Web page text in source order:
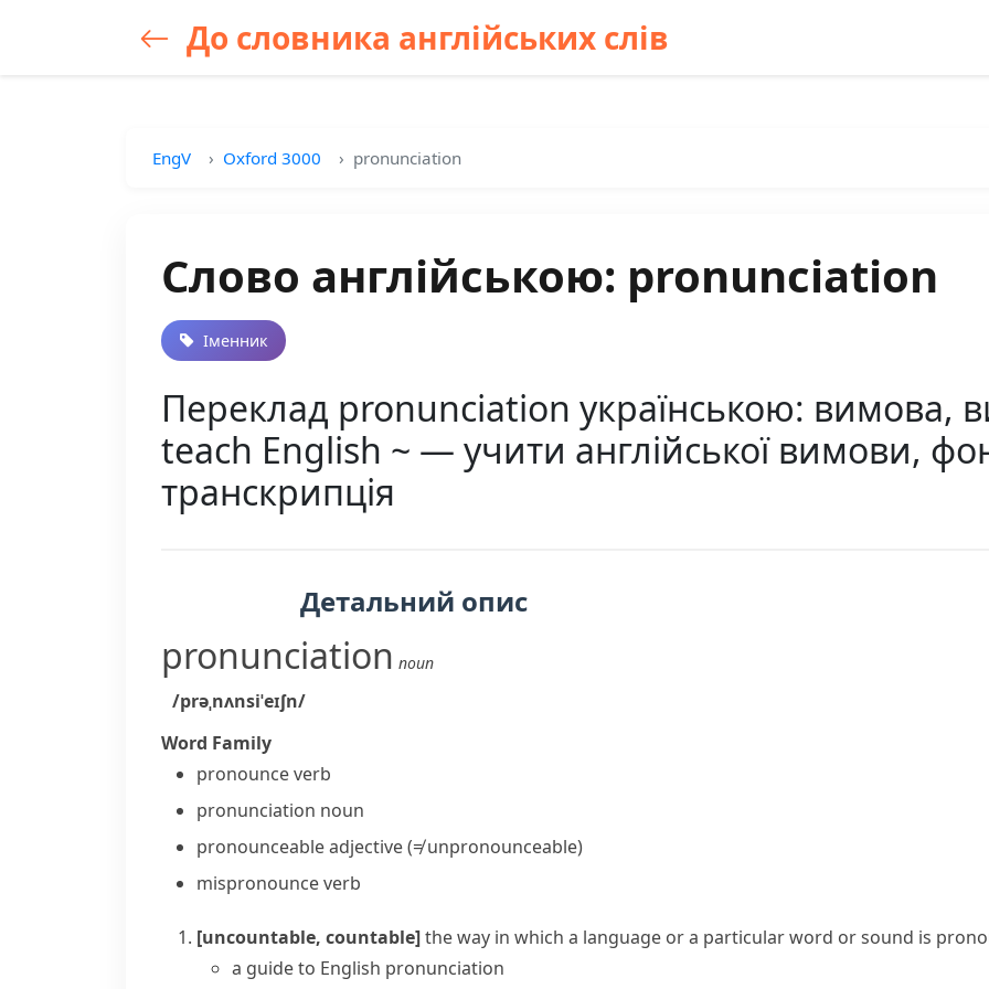
До словника англійських слів
EngV Oxford 3000 pronunciation
Слово англійською: pronunciation
Іменник
Переклад pronunciation українською: вимова,
teach English ~ — учити англійської вимови,
транскрипція
Детальний опис
pronunciation noun
/prəˌnʌnsiˈeɪʃn/
Word Family
pronounceverb
pronunciation noun
pronounceableadjective(≠ unpronounceable)
mispronounceverb
[uncountable, countable]the way in which a language or a particular word or sound is
a guide to English pronunciation